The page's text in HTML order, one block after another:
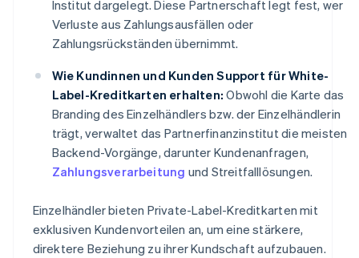
Institut dargelegt. Diese Partnerschaft legt fest, wer
Verluste aus Zahlungsausfällen oder
Zahlungsrückständen übernimmt.
Wie Kundinnen und Kunden Support für White-
Label-Kreditkarten erhalten: Obwohl die Karte das
Branding des Einzelhändlers bzw. der Einzelhändlerin
trägt, verwaltet das Partnerfinanzinstitut die meisten
Backend-Vorgänge, darunter Kundenanfragen,
Zahlungsverarbeitung und Streitfalllösungen.
Einzelhändler bieten Private-Label-Kreditkarten mit
exklusiven Kundenvorteilen an, um eine stärkere,
direktere Beziehung zu ihrer Kundschaft aufzubauen.